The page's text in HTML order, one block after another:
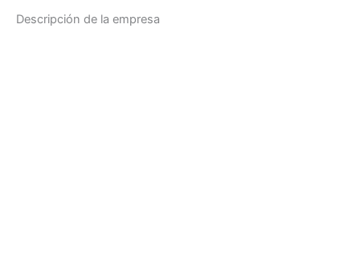
Descripción de la empresa